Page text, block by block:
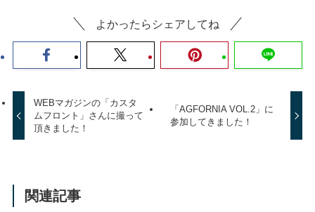
よかったらシェアしてね
WEBマガジンの「カスタ
ムフロント」さんに撮って
頂きました！
「AGFORNIA VOL.2」に
参加してきました！
関連記事